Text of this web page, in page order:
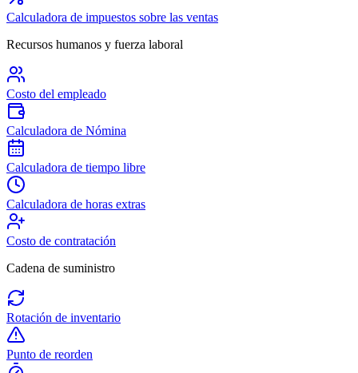
Calculadora de impuestos sobre las ventas
Recursos humanos y fuerza laboral
Costo del empleado
Calculadora de Nómina
Calculadora de tiempo libre
Calculadora de horas extras
Costo de contratación
Cadena de suministro
Rotación de inventario
Punto de reorden